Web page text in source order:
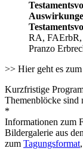
RA, FAErbR,
Pranzo
>> Hier geht es
Kurzfristige
Themenblöcke sind
*
Informationen zum
Bildergalerie aus
zum Tagungsformat